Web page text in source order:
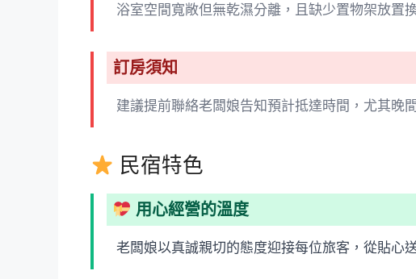
浴室空間寬敞但無乾濕分離，且缺少置物架放置
訂房須知
建議提前聯絡老闆娘告知預計抵達時間，尤其晚
民宿特色
用心經營的溫度
老闆娘以真誠親切的態度迎接每位旅客，從貼心